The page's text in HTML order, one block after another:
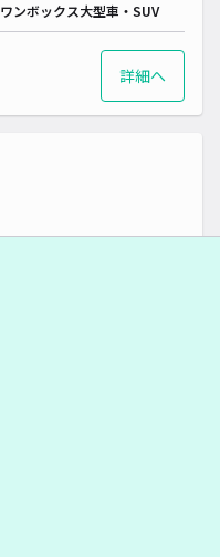
ワンボックス大型車・SUV
詳細へ